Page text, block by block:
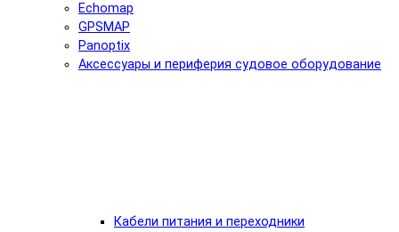
Echomap
GPSMAP
Panoptix
Аксессуары и периферия судовое оборудование
Кабели питания и переходники